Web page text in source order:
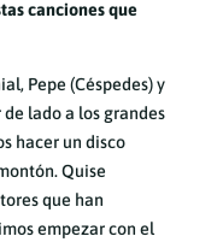
canciones que
Pepe (Céspedes) y
lado a los grandes
hacer un disco
Quise
que han
empezar con el